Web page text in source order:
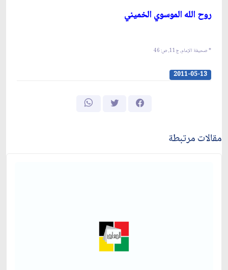
روح الله الموسوي الخميني‏
* صحيفة الإمام، ج‏11، ص: 46
2011-05-13
مقالات مرتبطة